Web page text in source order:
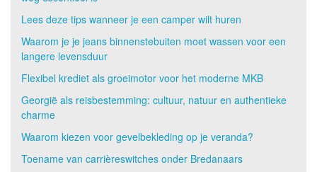
Lees deze tips wanneer je een camper wilt huren
Waarom je je jeans binnenstebuiten moet wassen voor een
langere levensduur
Flexibel krediet als groeimotor voor het moderne MKB
Georgië als reisbestemming: cultuur, natuur en authentieke
charme
Waarom kiezen voor gevelbekleding op je veranda?
Toename van carrièreswitches onder Bredanaars